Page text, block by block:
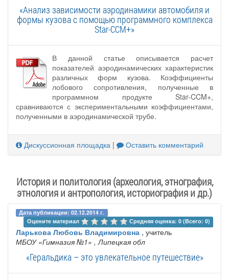
«Анализ зависимости аэродинамики автомобиля и
формы кузова с помощью программного комплекса
Star-CCM+»
В данной статье описывается расчет
показателей аэродинамических характеристик
различных форм кузова. Коэффициенты
лобового сопротивления, полученные в
программном продукте Star-CCM+,
сравниваются с экспериментальными коэффициентами,
полученными в аэродинамической трубе.
Дискуссионная площадка | Оставить комментарий
История и политология (археология, этнография,
этнология и антропология, историография и др.)
Дата публикации: 02.12.2014 г.
Оцените материал
Средняя оценка: 0 (Всего: 0)
Ларькова Любовь Владимировна , учитель
МБОУ «Гимназия №1» , Липецкая обл
«Геральдика – это увлекательное путешествие»